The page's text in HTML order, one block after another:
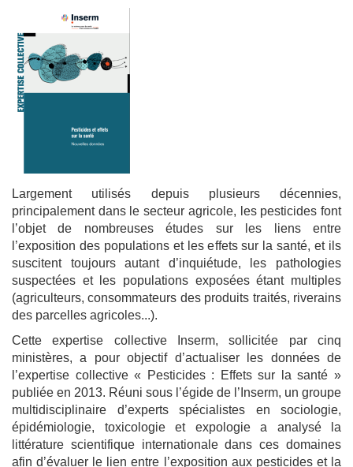
Largement utilisés depuis plusieurs décennies,
principalement dans le secteur agricole, les pesticides font
l’objet de nombreuses études sur les liens entre
l’exposition des populations et les effets sur la santé, et ils
suscitent toujours autant d’inquiétude, les pathologies
suspectées et les populations exposées étant multiples
(agriculteurs, consommateurs des produits traités, riverains
des parcelles agricoles...).
Cette expertise collective Inserm, sollicitée par cinq
ministères, a pour objectif d’actualiser les données de
l’expertise collective « Pesticides : Effets sur la santé »
publiée en 2013. Réuni sous l’égide de l’Inserm, un groupe
multidisciplinaire d’experts spécialistes en sociologie,
épidémiologie, toxicologie et expologie a analysé la
littérature scientifique internationale dans ces domaines
afin d’évaluer le lien entre l’exposition aux pesticides et la